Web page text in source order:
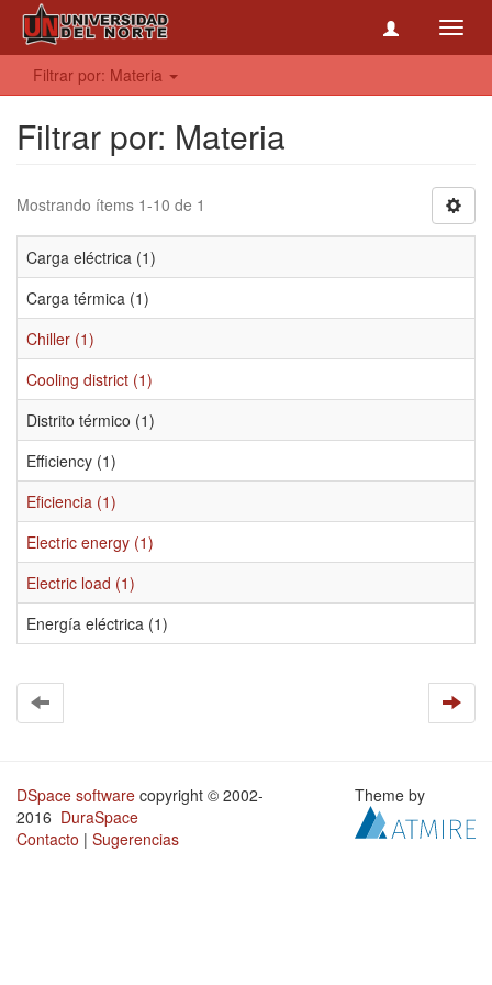
Filtrar por: Materia
Filtrar por: Materia
Mostrando ítems 1-10 de 1
Carga eléctrica (1)
Carga térmica (1)
Chiller (1)
Cooling district (1)
Distrito térmico (1)
Efficiency (1)
Eficiencia (1)
Electric energy (1)
Electric load (1)
Energía eléctrica (1)
DSpace software copyright © 2002-
2016 DuraSpace
Contacto | Sugerencias
Theme by